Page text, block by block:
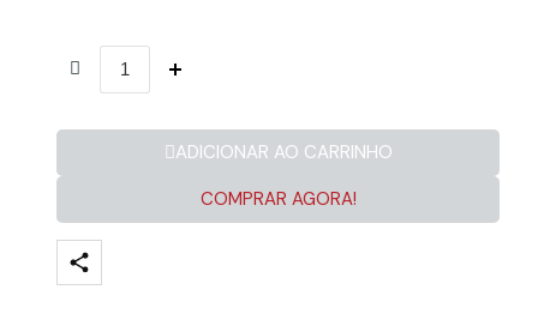
ADICIONAR AO CARRINHO
COMPRAR AGORA!